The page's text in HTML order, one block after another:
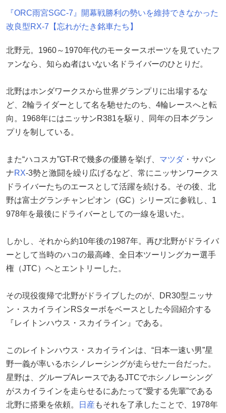
『ORC雨宮SGC-7』開幕戦勝利の勢いを維持できなかった
改良型RX-7【忘れがたき銘車たち】
北野元。1960～1970年代のモータースポーツを見ていたフ
ァンなら、知らぬ者はいない名ドライバーのひとりだ。
北野はホンダワークスから世界グランプリに出場するな
ど、2輪ライダーとして名を馳せたのち、4輪レースへと転
向。1968年にはニッサンR381を駆り、同年の日本グラン
プリを制している。
また“ハコスカ”GT-Rで幾多の優勝を挙げ、 マツダ ・サバン
ナRX-3勢と激闘を繰り広げるなど、常にニッサンワークス
ドライバーたちのエースとして活躍を続ける。その後、北
野は富士グランチャンピオン（GC）シリーズに参戦し、1
978年を最後にドライバーとしての一線を退いた。
しかし、それから約10年後の1987年。再び北野がドライバ
ーとして当時のハコの最高峰、全日本ツーリングカー選手
権（JTC）へとエントリーした。
その現役復帰で北野がドライブしたのが、DR30型ニッサ
ン・スカイラインRSターボをベースとした今回紹介する
『レイトンハウス・スカイライン』である。
このレイトンハウス・スカイラインは、“日本一速い男”星
野一義が率いるホシノレーシングが走らせた一台だった。
星野は、グループAレースであるJTCでホシノレーシング
がスカイラインを走らせるにあたって“愛する先輩”である
北野に搭乗を依頼。
日産 もそれを了承したことで、1978年